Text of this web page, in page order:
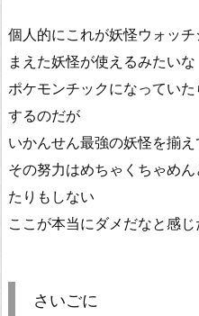
個人的にこれが妖怪ウォッ
まえた妖怪が使えるみたいな
ポケモンチックになってい
するのだが
いかんせん最強の妖怪を揃
その努力はめちゃくちゃめ
たりもしない
ここが本当にダメだなと感じ
さいごに